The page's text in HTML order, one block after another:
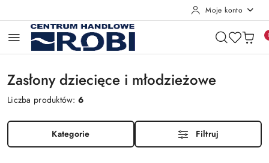
Moje konto
Zasłony dziecięce i młodzieżowe
Liczba produktów:6
Kategorie Filtruj